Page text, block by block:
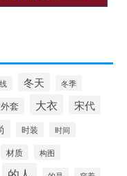
冬天 冬季
外套 大衣 宋代
时装 时间
材质 构图